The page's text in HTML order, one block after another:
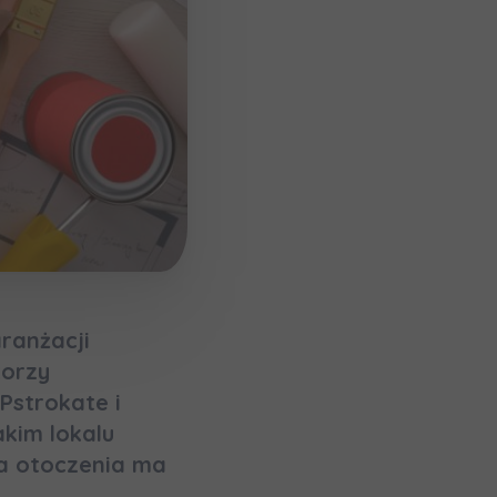
i
lokalu
otoczenia ma